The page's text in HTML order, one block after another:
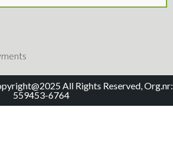
All Rights Reserved, Org.nr:
559453-6764